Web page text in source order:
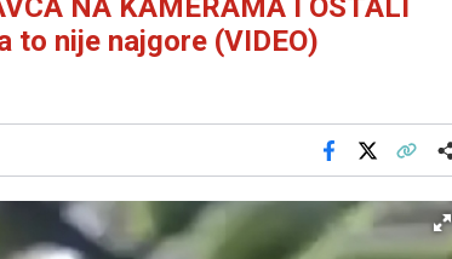
NA KAMERAMA I OSTALI
to nije najgore (VIDEO)
Facebook